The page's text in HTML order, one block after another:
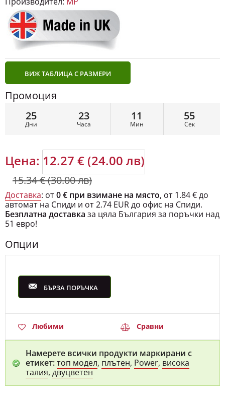
Промоция
Дни Часа Мин Сек
Цена:12.27 € (24.00 лв)
15.34 € (30.00 лв)
Доставка : от 0 € при взимане на място
автомат на Спиди и от 2.74 EUR до офис на Спиди.
Безплатна доставка за цяла България за поръчки над
51 евро!
етикет:топ модел ,плътен,Power,висока
талия,двуцветен